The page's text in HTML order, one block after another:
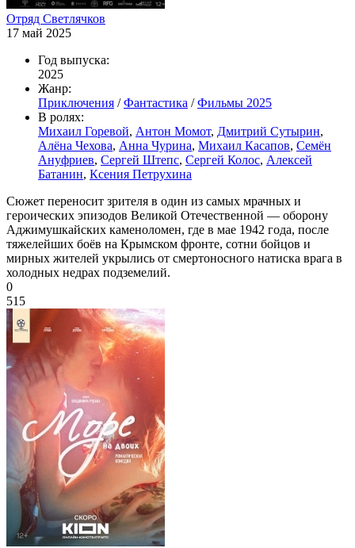
Отряд Светлячков
17 май 2025
Год выпуска:
2025
Жанр:
Приключения /Фантастика /Фильмы 2025
В ролях:
Михаил Горевой, Антон Момот, Дмитрий Сутырин,
Алёна Чехова, Анна Чурина, Михаил Касапов, Семён
Ануфриев, Сергей Штепс, Сергей Колос, Алексей
Батанин, Ксения Петрухина
Сюжет переносит зрителя в один из самых мрачных и
героических эпизодов Великой Отечественной — оборону
Аджимушкайских каменоломен, где в мае 1942 года, после
тяжелейших боёв на Крымском фронте, сотни бойцов и
мирных жителей укрылись от смертоносного натиска врага в
холодных недрах подземелий.
0
515